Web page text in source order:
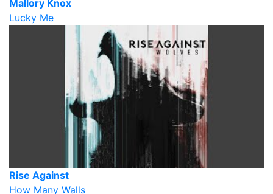
Mallory Knox
Lucky Me
Rise Against
How Many Walls